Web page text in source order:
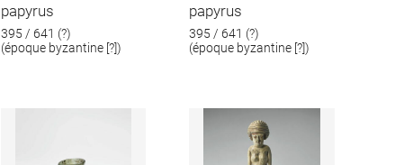
papyrus
395 / 641 (?)
(époque byzantine [?])
papyrus
395 / 641 (?)
(époque byzantine [?])